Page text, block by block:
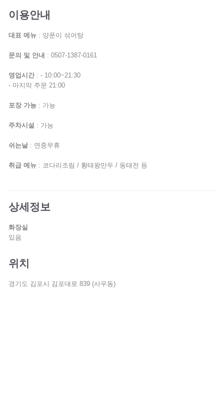
이용안내
대표 메뉴 : 양푼이 섞어탕
문의 및 안내 : 0507-1387-0161
영업시간 : - 10:00~21:30
- 마지막 주문 21:00
포장 가능 : 가능
주차시설 : 가능
쉬는날 : 연중무휴
취급 메뉴 : 코다리조림 / 황태왕만두 / 동태전 등
상세정보
화장실
있음
위치
경기도 김포시 김포대로 839 (사우동)